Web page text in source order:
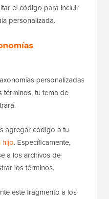
el código para incluir
personalizada.
personalizadas
tu tema de
agregar código a tu
hijo. Específicamente,
a los archivos de
los términos.
este fragmento a los